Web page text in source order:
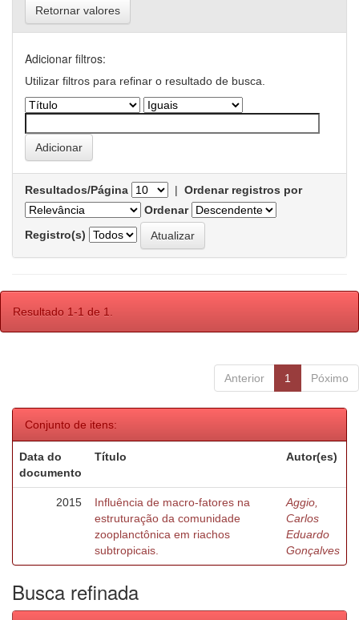
Retornar valores
Adicionar filtros:
Utilizar filtros para refinar o resultado de busca.
Resultados/Página | Ordenar registros por
Ordenar
Registro(s)
Resultado 1-1 de 1.
Anterior 1 Póximo
Conjunto de itens:
Data do
documento
Título Autor(es)
2015
Influência de macro-fatores na
estruturação da comunidade
zooplanctônica em riachos
subtropicais.
Aggio,
Carlos
Eduardo
Gonçalves
Busca refinada